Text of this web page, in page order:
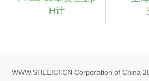
H计
WWW.SHLEICI.CN Corporation of China